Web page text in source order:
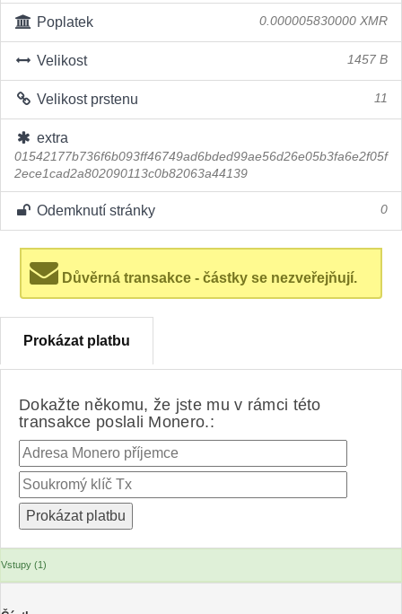
Poplatek 0.000005830000 XMR
Velikost 1457 B
Velikost prstenu 11
extra
01542177b736f6b093ff46749ad6bded99ae56d26e05b3fa6e2f05f
2ece1cad2a802090113c0b82063a44139
Odemknutí stránky 0
Důvěrná transakce - částky se nezveřejňují.
Prokázat platbu
Dokažte někomu, že jste mu v rámci této
transakce poslali Monero.:
Vstupy (1)